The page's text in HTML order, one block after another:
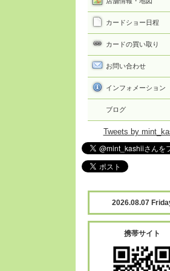
カードショー日程
カードの買い取り
お問い合わせ
インフォメーション
ブログ
Tweets by
2026.08.07
携帯サイト